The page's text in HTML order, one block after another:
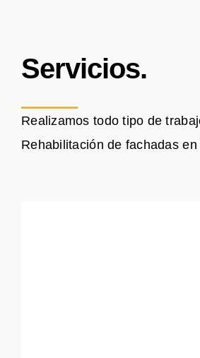
Servicios.
Realizamos todo tipo de
Rehabilitación de fachadas en